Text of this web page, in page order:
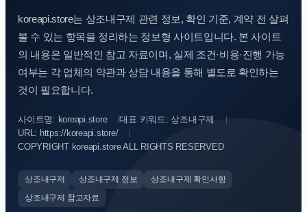
koreapi.store는 상조내구제 관련 정보, 확인 기준, 계약 전 살펴
볼 수 있는 항목을 정리하는 정보형 사이트입니다. 본 사이트
의 내용은 일반적인 참고 자료이며, 실제 조건·비용·진행 가능
여부는 각 업체의 약관과 상담 내용을 통해 별도로 확인하는
것이 필요합니다.
사이트명: koreapi.store
대표 키워드: 상조내구제
URL: https://koreapi.store/
COPYRIGHT koreapi.store ALL RIGHTS RESERVED
상조내구제 상조내구제 정보
상조내구제 확인사항
상조내구제 참고자료